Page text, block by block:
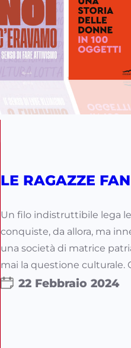
LE RAGAZZE
Un filo indistruttibile lega
conquiste, da allora, ma
una società di matrice
mai la questione culturale.
22 Febbraio 2024